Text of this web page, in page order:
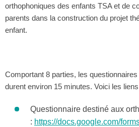
orthophoniques des enfants TSA et de
parents dans la construction du projet
enfant.
Comportant 8 parties, les questionnaires
durent environ 15 minutes. Voici les
Questionnaire destiné aux
: https://docs.google.com/